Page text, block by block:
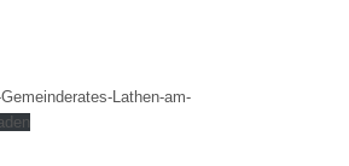
Lathen-am-